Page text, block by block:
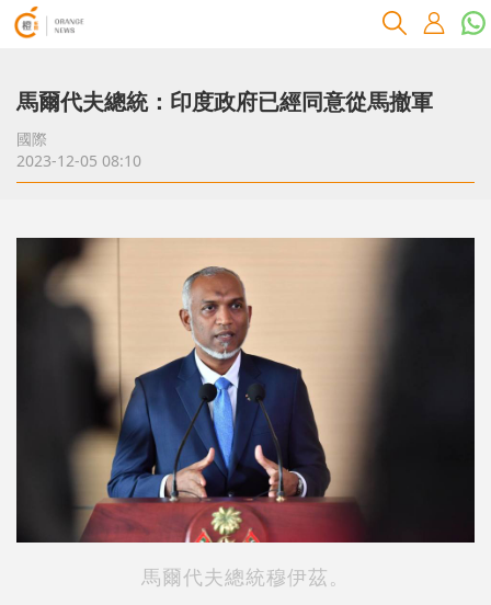
馬爾代夫總統：印度政府已經同意從馬撤軍
國際
2023-12-05 08:10
馬爾代夫總統穆伊茲。